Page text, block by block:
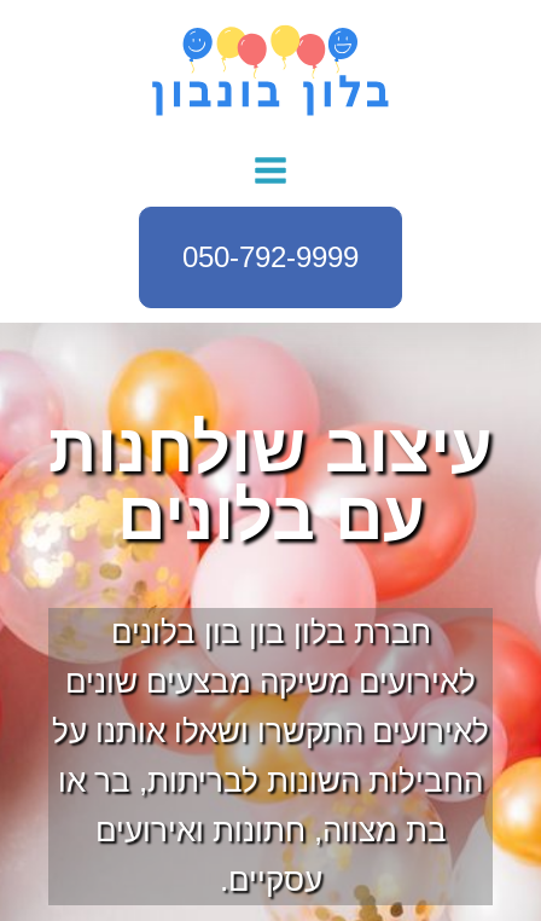
050-792-9999
עיצוב שולחנות
עם בלונים
חברת בלון בון בון בלונים
לאירועים משיקה מבצעים שונים
לאירועים התקשרו ושאלו אותנו על
החבילות השונות לבריתות, בר או
בת מצווה, חתונות ואירועים
עסקיים.